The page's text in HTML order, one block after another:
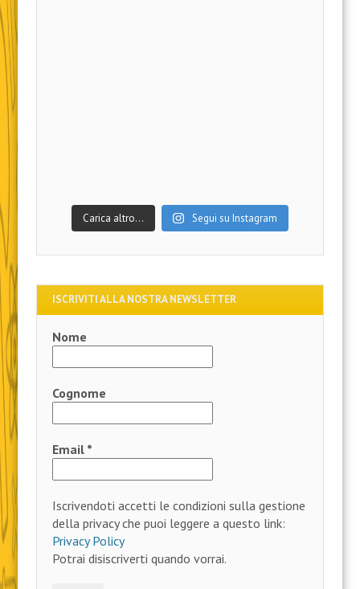
Carica altro… Segui su Instagram
ISCRIVITI ALLA NOSTRA NEWSLETTER
Nome
Cognome
Email *
Iscrivendoti accetti le condizioni sulla gestione
della privacy che puoi leggere a questo link:
Privacy Policy
Potrai disiscriverti quando vorrai.